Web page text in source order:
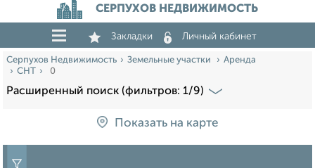
СЕРПУХОВ НЕДВИЖИМОСТЬ
Закладки Личный кабинет
Серпухов Недвижимость Земельные участки
Аренда
СНТ
0
Расширенный поиск (фильтров: 1/9)
Показать на карте